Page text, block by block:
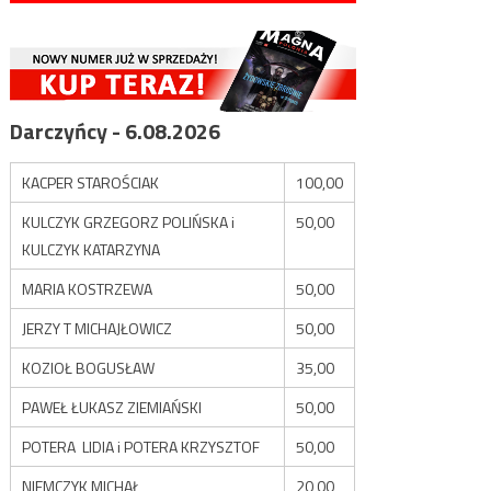
Darczyńcy - 6.08.2026
KACPER STAROŚCIAK
100,00
KULCZYK GRZEGORZ POLIŃSKA i
KULCZYK KATARZYNA
50,00
MARIA KOSTRZEWA
50,00
JERZY T MICHAJŁOWICZ
50,00
KOZIOŁ BOGUSŁAW
35,00
PAWEŁ ŁUKASZ ZIEMIAŃSKI
50,00
POTERA LIDIA i POTERA KRZYSZTOF
50,00
NIEMCZYK MICHAŁ
20,00